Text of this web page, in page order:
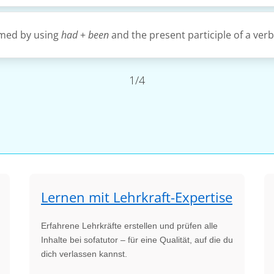
by usinghad+beenand the present participle of a
1/4
Lernen mit Lehrkraft-Expertise
Erfahrene Lehrkräfte erstellen und prüfen alle
Inhalte bei sofatutor – für eine Qualität, auf die du
dich verlassen kannst.